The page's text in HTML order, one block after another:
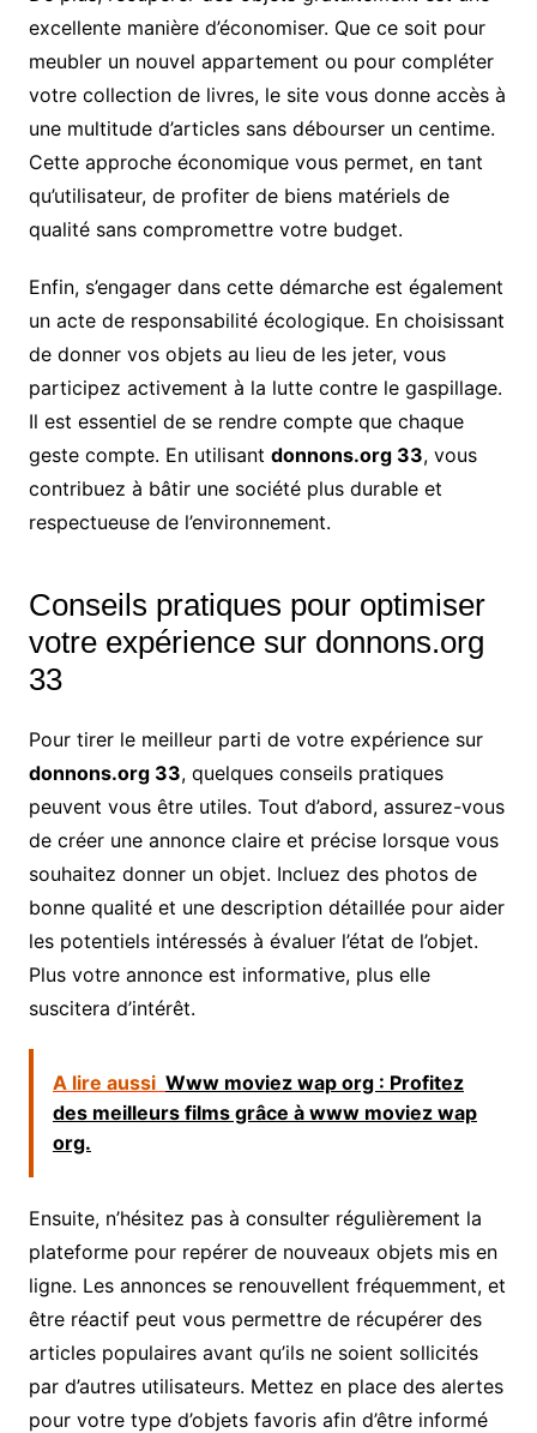
excellente manière d’économiser. Que ce soit pour
meubler un nouvel appartement ou pour compléter
votre collection de livres, le site vous donne accès à
une multitude d’articles sans débourser un centime.
Cette approche économique vous permet, en tant
qu’utilisateur, de profiter de biens matériels de
qualité sans compromettre votre budget.
Enfin, s’engager dans cette démarche est également
un acte de responsabilité écologique. En choisissant
de donner vos objets au lieu de les jeter, vous
participez activement à la lutte contre le gaspillage.
Il est essentiel de se rendre compte que chaque
geste compte. En utilisant donnons.org 33, vous
contribuez à bâtir une société plus durable et
respectueuse de l’environnement.
Conseils pratiques pour optimiser
votre expérience sur donnons.org
33
Pour tirer le meilleur parti de votre expérience sur
donnons.org 33, quelques conseils pratiques
peuvent vous être utiles. Tout d’abord, assurez-vous
de créer une annonce claire et précise lorsque vous
souhaitez donner un objet. Incluez des photos de
bonne qualité et une description détaillée pour aider
les potentiels intéressés à évaluer l’état de l’objet.
Plus votre annonce est informative, plus elle
suscitera d’intérêt.
A lire aussi Www moviez wap org : Profitez
des meilleurs films grâce à www moviez wap
org.
Ensuite, n’hésitez pas à consulter régulièrement la
plateforme pour repérer de nouveaux objets mis en
ligne. Les annonces se renouvellent fréquemment, et
être réactif peut vous permettre de récupérer des
articles populaires avant qu’ils ne soient sollicités
par d’autres utilisateurs. Mettez en place des alertes
pour votre type d’objets favoris afin d’être informé